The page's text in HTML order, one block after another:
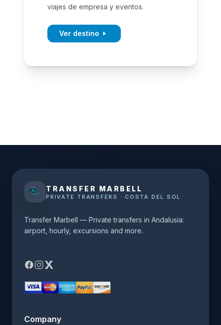
viajes de empresa y eventos.
Ver destino
TRANSFER MARBELL
PRIVATE TRANSFERS · COSTA DEL SOL
Transfer Marbell — Private transfers in Andalusia:
airport, hourly, excursions and more.
Company